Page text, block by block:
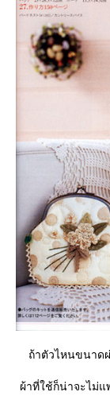
ถ้าตัวไหนขนาด
ผ้าที่ใช้ก็น่าจะไม่แ